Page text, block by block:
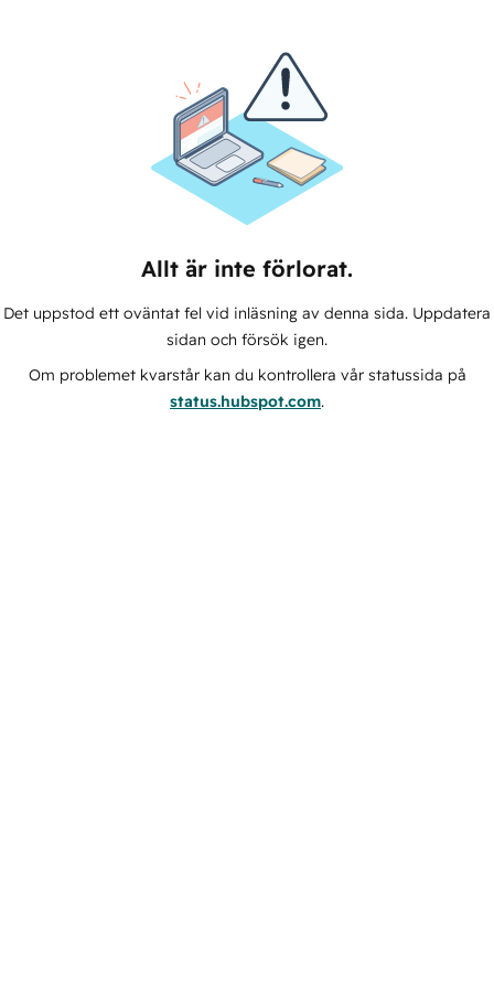
Allt är inte förlorat.
Det uppstod ett oväntat fel vid inläsning av denna sida. Uppdatera
sidan och försök igen.
Om problemet kvarstår kan du kontrollera vår statussida på
status.hubspot.com.